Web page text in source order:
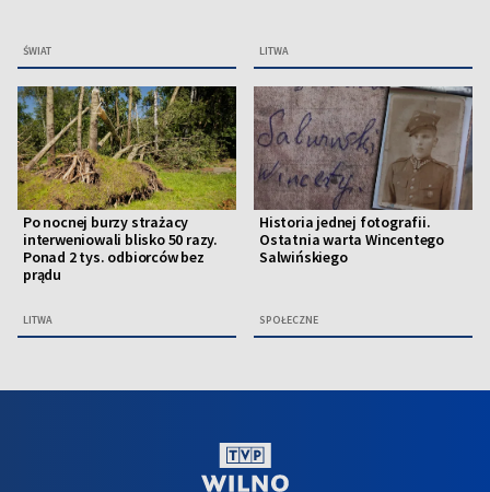
ŚWIAT LITWA
Po nocnej burzy strażacy
interweniowali blisko 50 razy.
Ponad 2 tys. odbiorców bez
prądu
LITWA
Historia jednej fotografii.
Ostatnia warta Wincentego
Salwińskiego
SPOŁECZNE